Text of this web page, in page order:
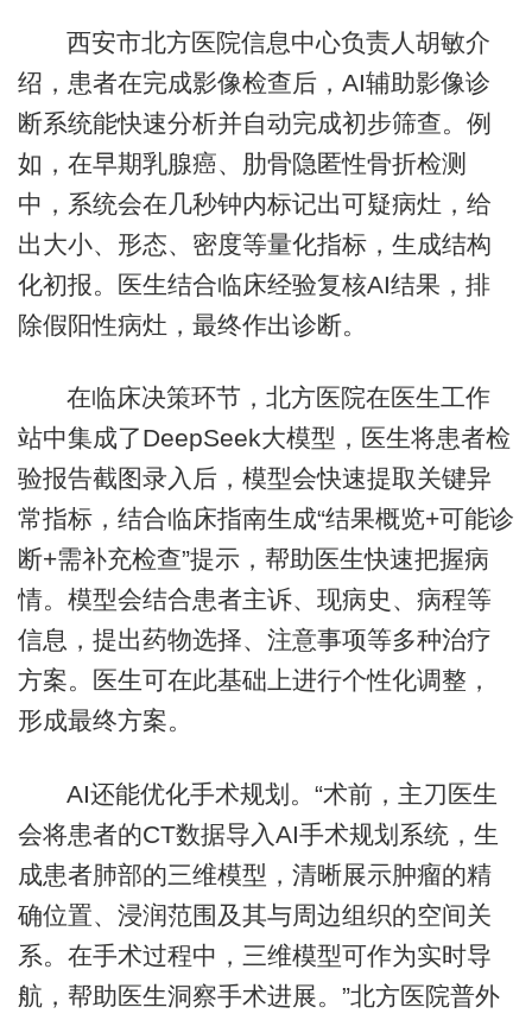
西安市北方医院信息中心负责人胡敏介
绍，患者在完成影像检查后，AI辅助影像诊
断系统能快速分析并自动完成初步筛查。例
如，在早期乳腺癌、肋骨隐匿性骨折检测
中，系统会在几秒钟内标记出可疑病灶，给
出大小、形态、密度等量化指标，生成结构
化初报。医生结合临床经验复核AI结果，排
除假阳性病灶，最终作出诊断。
在临床决策环节，北方医院在医生工作
站中集成了DeepSeek大模型，医生将患者检
验报告截图录入后，模型会快速提取关键异
常指标，结合临床指南生成“结果概览+可能诊
断+需补充检查”提示，帮助医生快速把握病
情。模型会结合患者主诉、现病史、病程等
信息，提出药物选择、注意事项等多种治疗
方案。医生可在此基础上进行个性化调整，
形成最终方案。
AI还能优化手术规划。“术前，主刀医生
会将患者的CT数据导入AI手术规划系统，生
成患者肺部的三维模型，清晰展示肿瘤的精
确位置、浸润范围及其与周边组织的空间关
系。在手术过程中，三维模型可作为实时导
航，帮助医生洞察手术进展。”北方医院普外